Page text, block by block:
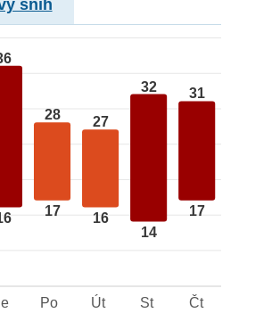
sníh
28
17
27
16
32
14
31
17
Po Út St Čt